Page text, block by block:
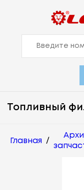
Топливный
Главная /